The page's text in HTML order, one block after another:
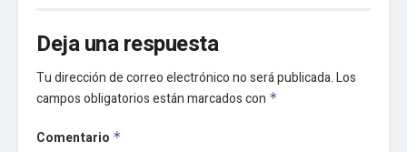
Deja una respuesta
Tu dirección de correo electrónico no será publicada.Los
campos obligatorios están marcados con *
Comentario *